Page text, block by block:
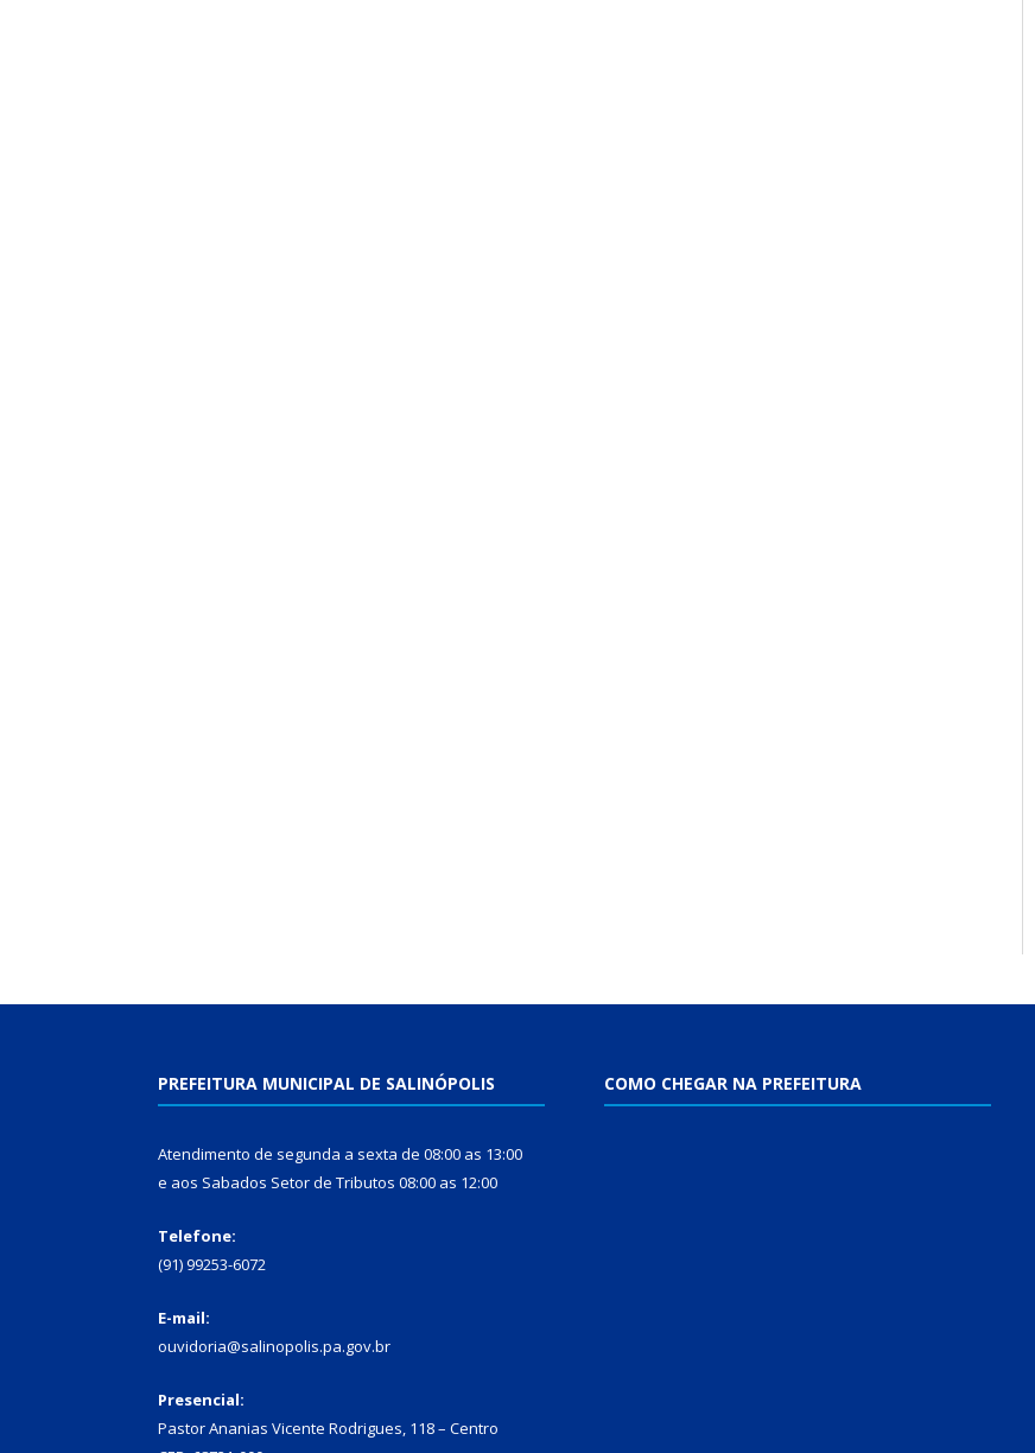
PREFEITURA MUNICIPAL DE SALINÓPOLIS
Atendimento de segunda a sexta de 08:00 as 13:00
e aos Sabados Setor de Tributos 08:00 as 12:00
Telefone:
(91) 99253-6072
E-mail:
ouvidoria@salinopolis.pa.gov.br
Presencial:
Pastor Ananias Vicente Rodrigues, 118 – Centro
COMO CHEGAR NA PREFEITURA